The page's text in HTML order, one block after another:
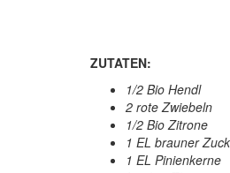
ZUTATEN:
1/2 Bio Hendl
2 rote Zwiebeln
1/2 Bio Zitrone
1 EL brauner
1 EL Pinienkerne